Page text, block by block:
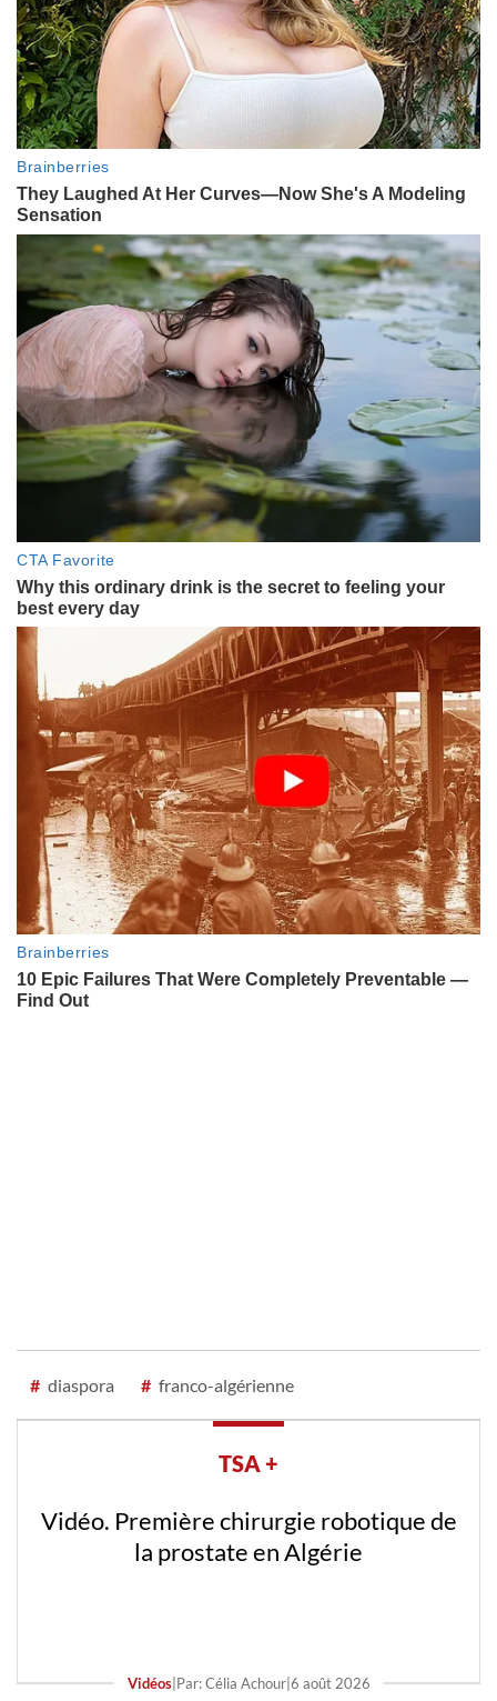
# diaspora # franco-algérienne
TSA +
Vidéo. Première chirurgie robotique de
la prostate en Algérie
Vidéos| Par: Célia Achour| 6 août 2026